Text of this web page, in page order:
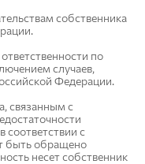
собственника
по
случаев,
Федерации.
связанным с
соответствии с
быть обращено
несет собственник